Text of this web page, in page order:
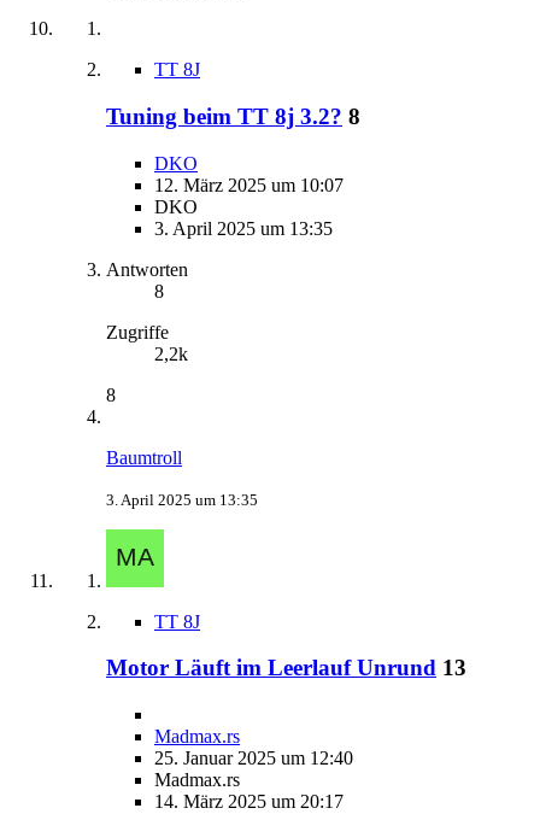
TT 8J
Tuning beim TT 8j 3.2? 8
DKO
12. März 2025 um 10:07
DKO
3. April 2025 um 13:35
Antworten
8
Zugriffe
2,2k
8
Baumtroll
3. April 2025 um 13:35
TT 8J
Motor Läuft im Leerlauf Unrund 13
Madmax.rs
25. Januar 2025 um 12:40
Madmax.rs
14. März 2025 um 20:17